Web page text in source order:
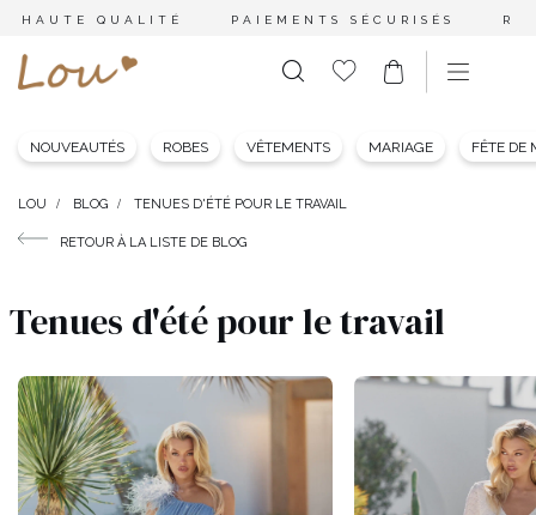
HAUTE QUALITÉ PAIEMENTS SÉCURISÉS
NOUVEAUTÉS ROBES VÊTEMENTS MARIAGE FÊTE DE
LOU BLOG TENUES D'ÉTÉ POUR LE TRAVAIL
RETOUR À LA LISTE DE BLOG
Tenues d'été pour le travail